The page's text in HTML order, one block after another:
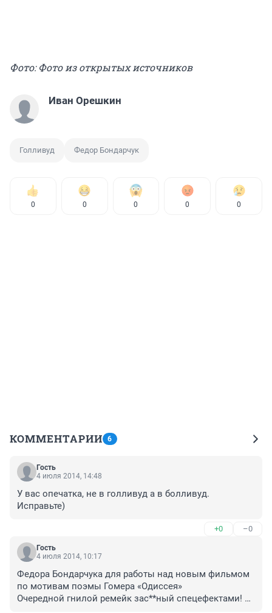
Фото: Фото из открытых источников
Иван Орешкин
Голливуд Федор Бондарчук
0 0 0 0 0
КОММЕНТАРИИ 6
Гость
4 июля 2014, 14:48
У вас опечатка, не в голливуд а в болливуд.
Исправьте)
+0 –0
Гость
4 июля 2014, 10:17
Федора Бондарчука для работы над новым фильмом
по мотивам поэмы Гомера «Одиссея»
Очередной гнилой ремейк зас**ный спецефектами!